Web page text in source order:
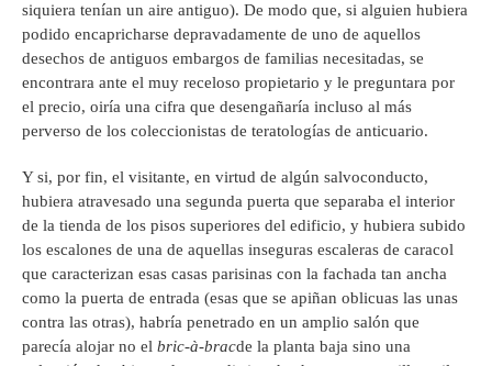
siquiera tenían un aire antiguo). De modo que, si alguien hubiera
podido encapricharse depravadamente de uno de aquellos
desechos de antiguos embargos de familias necesitadas, se
encontrara ante el muy receloso propietario y le preguntara por
el precio, oiría una cifra que desengañaría incluso al más
perverso de los coleccionistas de teratologías de anticuario.
Y si, por fin, el visitante, en virtud de algún salvoconducto,
hubiera atravesado una segunda puerta que separaba el interior
de la tienda de los pisos superiores del edificio, y hubiera subido
los escalones de una de aquellas inseguras escaleras de caracol
que caracterizan esas casas parisinas con la fachada tan ancha
como la puerta de entrada (esas que se apiñan oblicuas las unas
contra las otras), habría penetrado en un amplio salón que
parecía alojar no el bric-à-bracde la planta baja sino una